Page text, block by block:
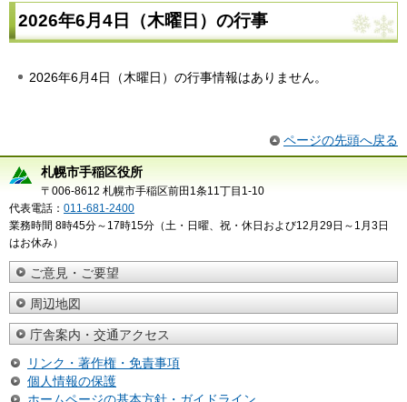
2026年6月4日（木曜日）の行事
2026年6月4日（木曜日）の行事情報はありません。
ページの先頭へ戻る
札幌市手稲区役所
〒006-8612 札幌市手稲区前田1条11丁目1-10
代表電話： 011-681-2400
業務時間 8時45分～17時15分（土・日曜、祝・休日および12月29日～1月3日
はお休み）
ご意見・ご要望
周辺地図
庁舎案内・交通アクセス
リンク・著作権・免責事項
個人情報の保護